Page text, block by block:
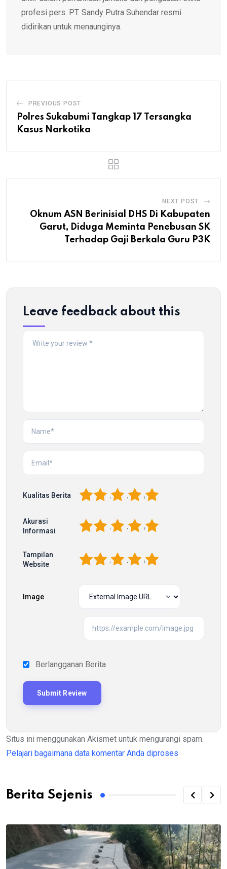
profesi pers. PT. Sandy Putra Suhendar resmi
didirikan untuk menaunginya.
PREVIOUS POST
Polres Sukabumi Tangkap 17 Tersangka
Kasus Narkotika
NEXT POST
Oknum ASN Berinisial DHS Di Kabupaten
Garut, Diduga Meminta Penebusan SK
Terhadap Gaji Berkala Guru P3K
Leave feedback about this
Kualitas Berita 5
4
3
2
Akurasi
Informasi
5
4
3
2
Tampilan
Website
5
4
3
2
Image
Berlangganan Berita
Situs ini menggunakan Akismet untuk mengurangi spam.
Pelajari bagaimana data komentar Anda diproses
Berita Sejenis